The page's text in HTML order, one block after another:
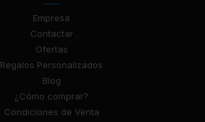
Empresa
Contactar
Ofertas
Regalos Personalizados
Blog
¿Cómo comprar?
Condiciones de Venta